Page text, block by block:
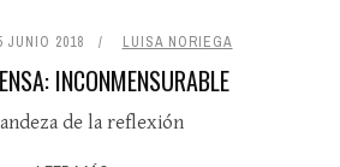
JUNIO 2018 LUISA NORIEGA
INCONMENSURABLE
de la reflexión